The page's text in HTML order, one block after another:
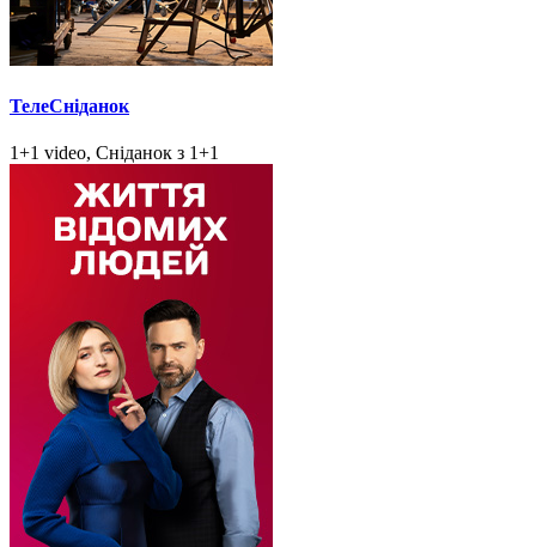
ТелеСніданок
1+1 video, Сніданок з 1+1